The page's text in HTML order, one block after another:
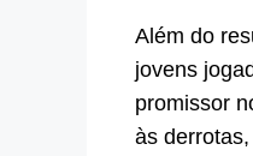
Além do
jovens
promissor
às